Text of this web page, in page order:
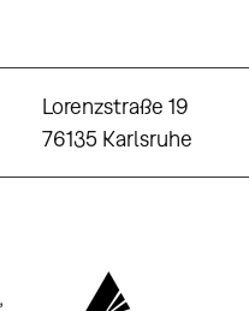
Lorenzstraße 19
76135 Karlsruhe